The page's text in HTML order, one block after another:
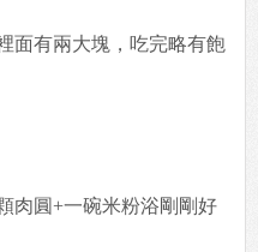
面有兩大塊，吃完略有飽
肉圓+一碗米粉浴剛剛好